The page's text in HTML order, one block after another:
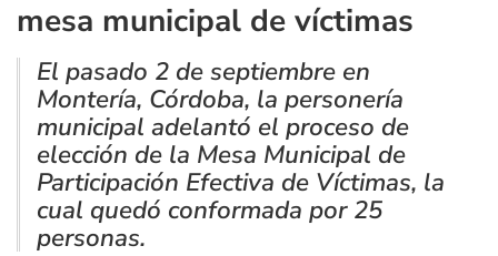
mesa municipal de víctimas
El pasado 2 de septiembre en
Montería, Córdoba, la personería
municipal adelantó el proceso de
elección de la Mesa Municipal de
Participación Efectiva de Víctimas, la
cual quedó conformada por 25
personas.